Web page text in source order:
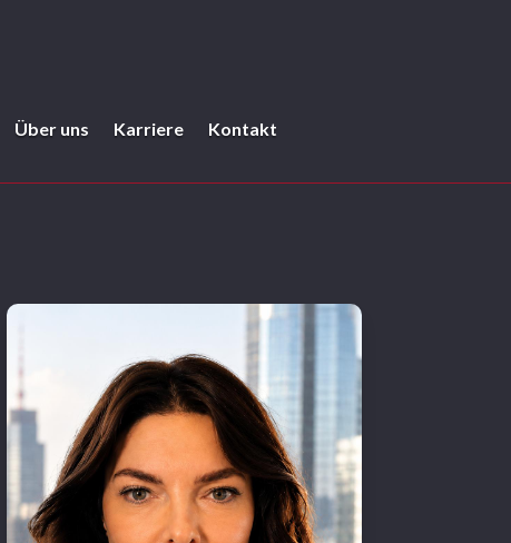
Über uns Karriere Kontakt